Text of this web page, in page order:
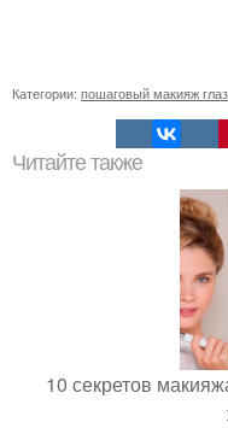
Категории: пошаговый макияж глаз
Читайте также
10 секретов